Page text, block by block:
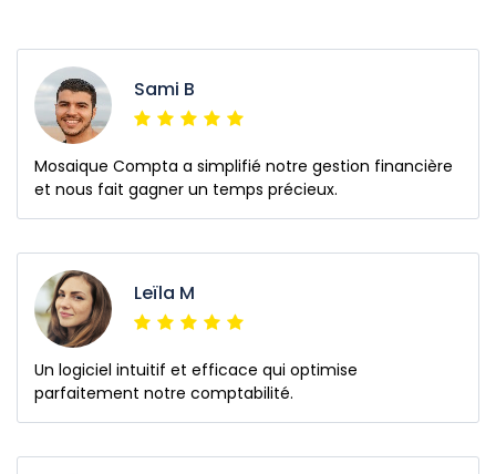
Sami B
Mosaique Compta a simplifié notre gestion financière
et nous fait gagner un temps précieux.
Leïla M
Un logiciel intuitif et efficace qui optimise
parfaitement notre comptabilité.